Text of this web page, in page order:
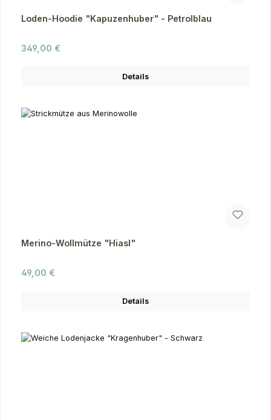
Loden-Hoodie "Kapuzenhuber" - Petrolblau
Regulärer Preis:
349,00 €
Details
Merino-Wollmütze "Hiasl"
Regulärer Preis:
49,00 €
Details